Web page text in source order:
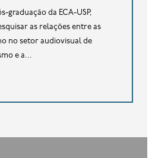
graduação da ECA-USP,
as relações entre as
no setor audiovisual de
e a...